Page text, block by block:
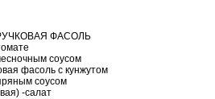
ФАСОЛЬ
соусом
фасоль с кунжутом
соусом
-салат